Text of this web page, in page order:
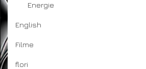
Energie
English
Filme
flori